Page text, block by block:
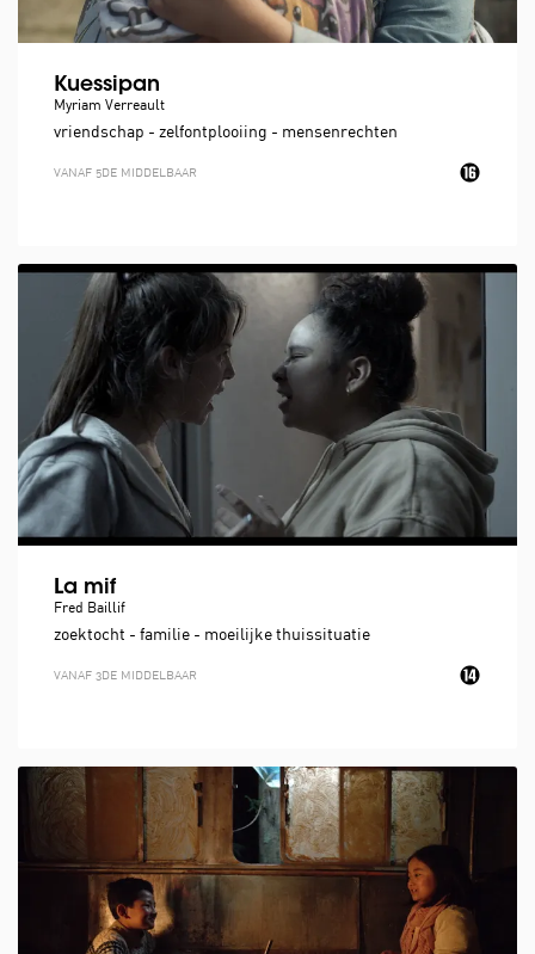
Kuessipan
Myriam Verreault
vriendschap - zelfontplooiing - mensenrechten
VANAF 5DE MIDDELBAAR
La mif
Fred Baillif
zoektocht - familie - moeilijke thuissituatie
VANAF 3DE MIDDELBAAR